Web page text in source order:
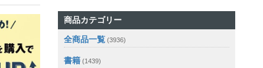
商品カテゴリー
全商品一覧 (3936)
書籍 (1439)